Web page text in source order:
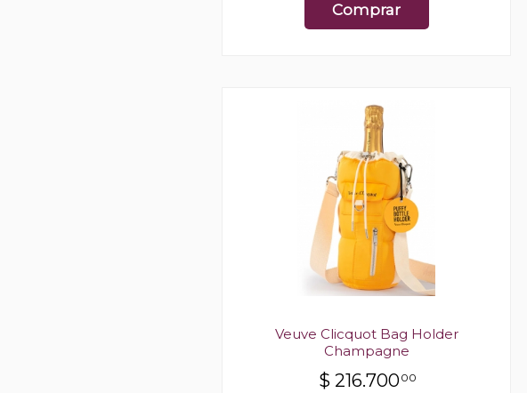
Comprar
Veuve Clicquot Bag Holder
Champagne
$ 216.70000